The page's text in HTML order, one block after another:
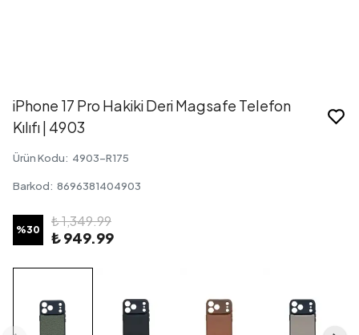
iPhone 17 Pro Hakiki Deri Magsafe Telefon
Kılıfı | 4903
Ürün Kodu: 4903-R175
Barkod: 8696381404903
%30
₺ 1,349.99
₺ 949.99